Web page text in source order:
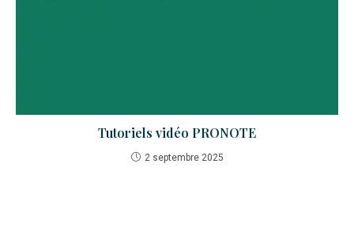
Tutoriels vidéo PRONOTE
2 septembre 2025